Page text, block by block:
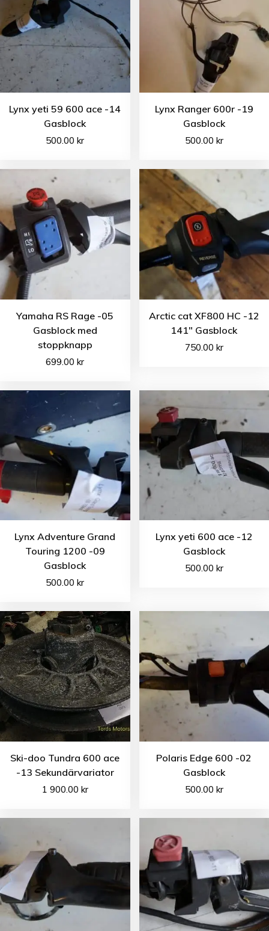
Lynx yeti 59 600 ace -14
Gasblock
500.00kr
Lynx Ranger 600r -19
Gasblock
500.00 kr
Yamaha RS Rage -05
Gasblock med
stoppknapp
699.00kr
Arctic cat XF800 HC -12
141″ Gasblock
750.00 kr
Lynx Adventure Grand
Touring 1200 -09
Gasblock
500.00kr
Lynx yeti 600 ace -12
Gasblock
500.00 kr
Ski-doo Tundra 600 ace
-13 Sekundärvariator
1 900.00 kr
Polaris Edge 600 -02
Gasblock
500.00 kr